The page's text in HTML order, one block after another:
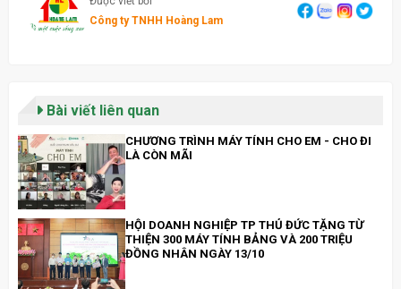
Công ty TNHH Hoàng Lam
Bài viết liên quan
CHƯƠNG TRÌNH MÁY TÍNH CHO EM - CHO ĐI
LÀ CÒN MÃI
HỘI DOANH NGHIỆP TP THỦ ĐỨC TẶNG TỪ
THIỆN 300 MÁY TÍNH BẢNG VÀ 200 TRIỆU
ĐỒNG NHÂN NGÀY 13/10